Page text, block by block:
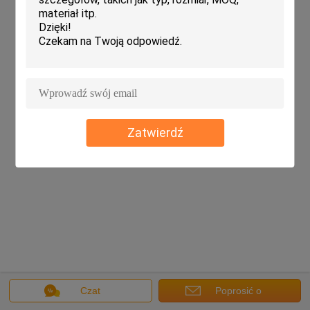
Zatwierdź
Czat Poprosić o